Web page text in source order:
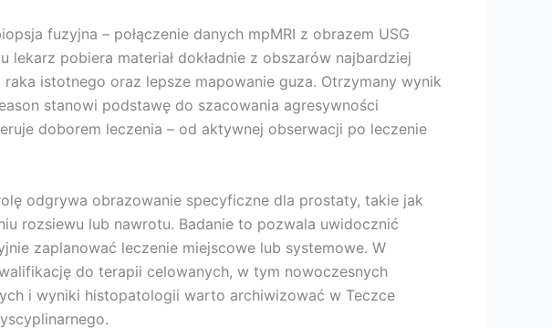
fuzyjna – połączenie danych mpMRI z obrazem USG
pobiera materiał dokładnie z obszarów najbardziej
istotnego oraz lepsze mapowanie guza. Otrzymany wynik
stanowi podstawę do szacowania agresywności
doborem leczenia – od aktywnej obserwacji po leczenie
odgrywa obrazowanie specyficzne dla prostaty, takie jak
rozsiewu lub nawrotu. Badanie to pozwala uwidocznić
zaplanować leczenie miejscowe lub systemowe. W
do terapii celowanych, w tym nowoczesnych
i wyniki histopatologii warto archiwizować w Teczce